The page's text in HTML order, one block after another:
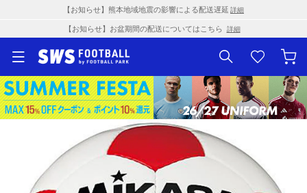
【お知らせ】熊本地域地震の影響による配送遅延 詳細
【お知らせ】お盆期間の配送についてはこちら 詳細